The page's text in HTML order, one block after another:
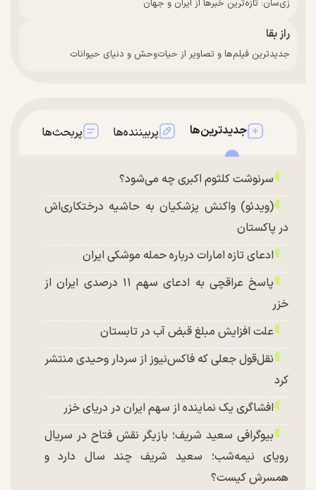
زی‌سان: تازه‌ترین خبرها از ایران و جهان
راز بقا
جدیدترین فیلم‌ها و تصاویر از حیات‌وحش و دنیای حیوانات
جدیدترین‌ها پربیننده‌ها پربحث‌ها
سرنوشت کلثوم اکبری چه می‌شود؟
(ویدئو) واکنش پزشکیان به حاشیه درختکاری‌اش
در پاکستان
ادعای تازه امارات درباره حمله موشکی ایران
پاسخ عراقچی به ادعای سهم ۱۱ درصدی ایران از
خزر
علت افزایش مبلغ قبض آب در تابستان
نقل‌قول جعلی که فاکس‌نیوز از سردار وحیدی منتشر
کرد
افشاگری یک نماینده از سهم ایران در دریای خزر
بیوگرافی سعید شریف؛ بازیگر نقش فتاح در سریال
رویای نیمه‌شب؛ سعید شریف چند سال دارد و
همسرش کیست؟